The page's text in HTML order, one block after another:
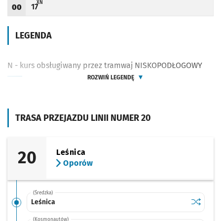
TRASA PRZEJAZDU LINII NUMER 20
20
Leśnica
Oporów
(Średzka)
Leśnica Sprawdź
Leśnica
(Kosmonautów)
Godzina odjazdu
00
Odjazd
17
minut po godzinie 00
XN
LEGENDA
N - kurs obsługiwany przez tramwaj NISKOPODŁOGOWY
ROZWIŃ LEGENDĘ